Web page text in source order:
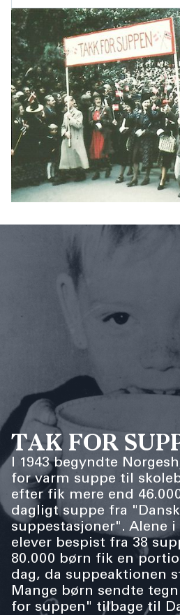
TAK FOR
I 1943 begyndte
for varm suppe til
efter fik mere end
dagligt suppe fra
suppestasjoner". Alene i
elever bespist fra 38
80.000 børn fik en
dag, da suppeaktionen
Mange børn sendte
for suppen" tilbage til